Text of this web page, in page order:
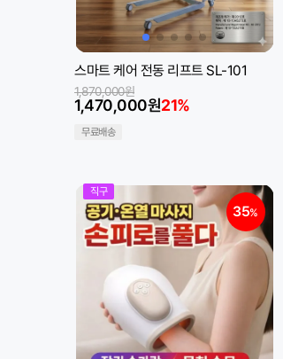
스마트 케어 전동 리프트 SL-101
1,470,000원21%
1,870,000원
무료배송
직구
35%